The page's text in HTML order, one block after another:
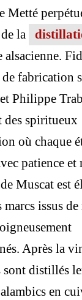
Metté
la
alsacienne.
de fabrication
Philippe
des spiritueux
où chaque
patience
Muscat est
marcs issus
Après la
sont distillés
en